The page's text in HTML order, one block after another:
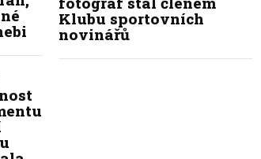
Klubu sportovních
novinářů